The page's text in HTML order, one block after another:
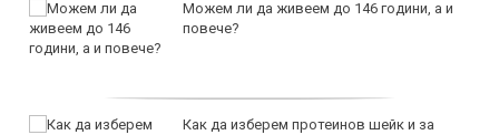
Можем ли да живеем до 146 години, а и
повече?
Как да изберем протеинов шейк и за